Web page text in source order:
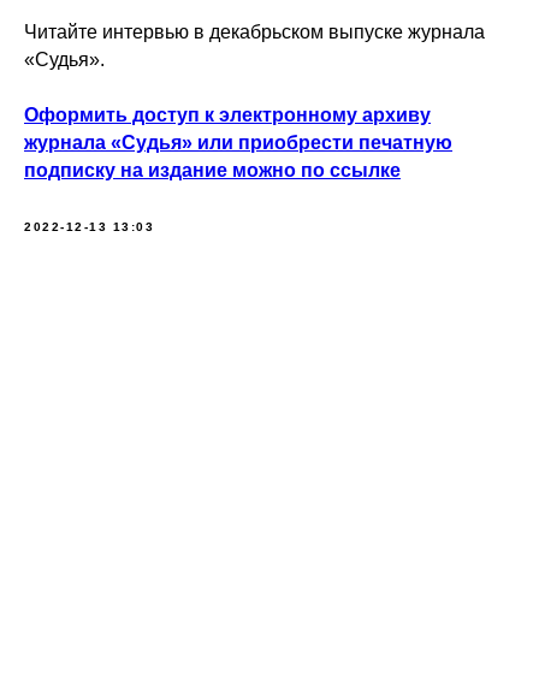
Читайте интервью в декабрьском выпуске журнала
«Судья».
Оформить доступ к электронному архиву
журнала «Судья» или приобрести печатную
подписку на издание можно по ссылке
2022-12-13 13:03